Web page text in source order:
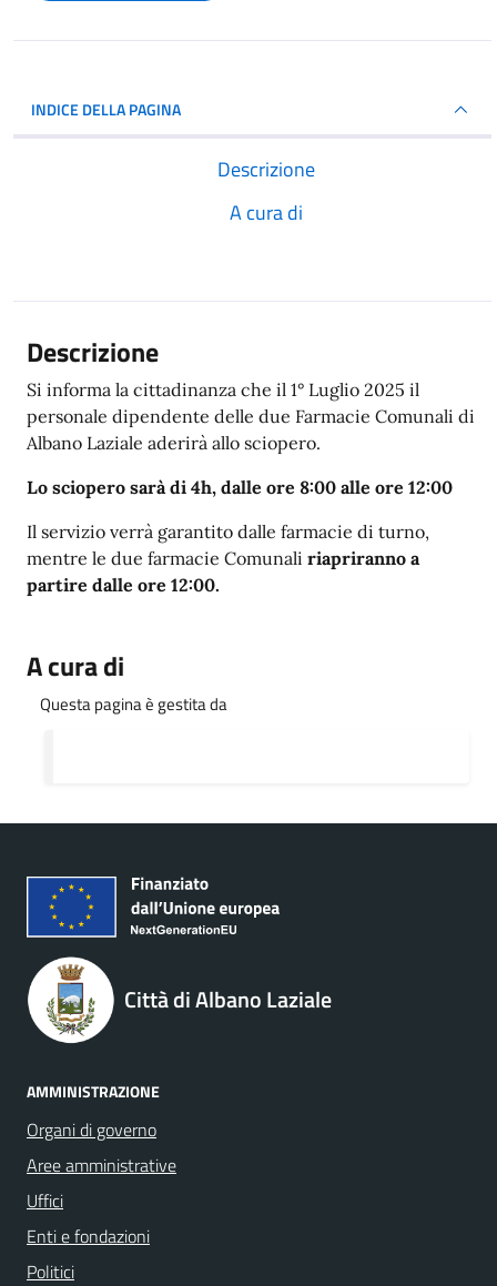
INDICE DELLA PAGINA
Descrizione
A cura di
Descrizione
Si informa la cittadinanza che il 1° Luglio 2025 il
personale dipendente delle due Farmacie Comunali di
Albano Laziale aderirà allo sciopero.
Lo sciopero sarà di 4h, dalle ore 8:00 alle ore 12:00
Il servizio verrà garantito dalle farmacie di turno,
mentre le due farmacie Comunali riapriranno a
partire dalle ore 12:00.
A cura di
Questa pagina è gestita da
Città di Albano Laziale
AMMINISTRAZIONE
Organi di governo
Aree amministrative
Uffici
Enti e fondazioni
Politici